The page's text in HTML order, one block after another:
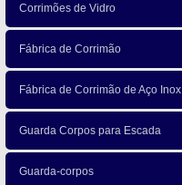
Corrimões de Vidro
Fábrica de Corrimão
Fábrica de Corrimão de Aço Inox
Guarda Corpos para Escada
Guarda-corpos